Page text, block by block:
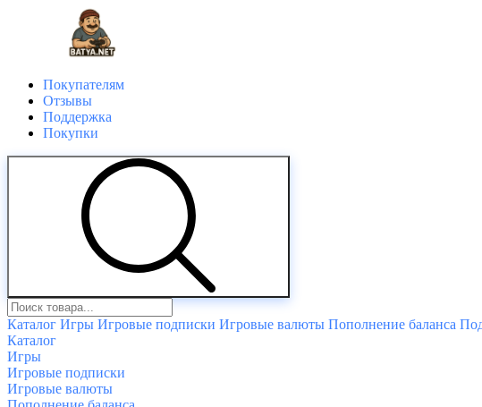
Покупателям
Отзывы
Поддержка
Покупки
Каталог Игры Игровые подписки Игровые валюты Пополнение баланса
Каталог
Игры
Игровые подписки
Игровые валюты